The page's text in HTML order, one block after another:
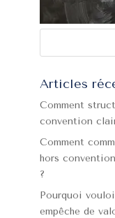
Articles
Comment
convention
Comment
hors
?
Pourquoi
empêche de